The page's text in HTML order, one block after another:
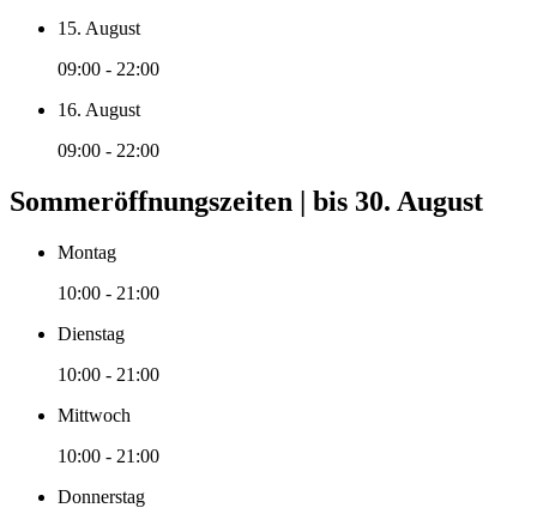
15. August
09:00 - 22:00
16. August
09:00 - 22:00
Sommeröffnungszeiten | bis 30. August
Montag
10:00 - 21:00
Dienstag
10:00 - 21:00
Mittwoch
10:00 - 21:00
Donnerstag